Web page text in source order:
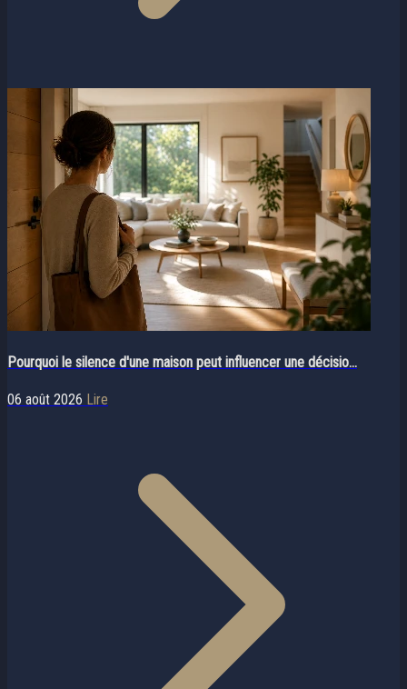
Pourquoi le silence d'une maison peut influencer une décisio...
06 août 2026 Lire